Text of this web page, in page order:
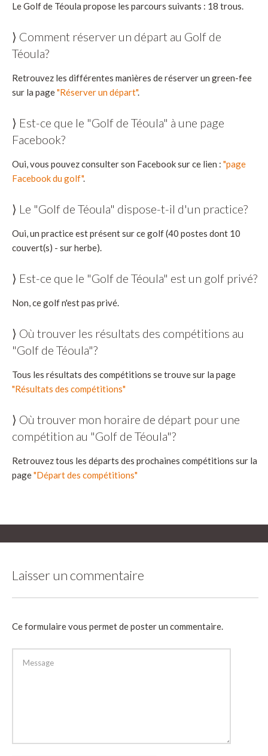
Le Golf de Téoula propose les parcours suivants : 18 trous.
⟩ Comment réserver un départ au Golf de
Téoula?
Retrouvez les différentes manières de réserver un green-fee
sur la page"Réserver un départ".
⟩ Est-ce que le "Golf de Téoula" à une page
Facebook?
Oui, vous pouvez consulter son Facebook sur ce lien : "page
Facebook du golf".
⟩ Le "Golf de Téoula" dispose-t-il d'un practice?
Oui, un practice est présent sur ce golf (40 postes dont 10
couvert(s) - sur herbe).
⟩ Est-ce que le "Golf de Téoula" est un golf privé?
Non, ce golf n'est pas privé.
⟩ Où trouver les résultats des compétitions au
"Golf de Téoula"?
Tous les résultats des compétitions se trouve sur la page
"Résultats des compétitions"
⟩ Où trouver mon horaire de départ pour une
compétition au "Golf de Téoula"?
Retrouvez tous les départs des prochaines compétitions sur la
page"Départ des compétitions"
Laisser un commentaire
Ce formulaire vous permet de poster un commentaire.